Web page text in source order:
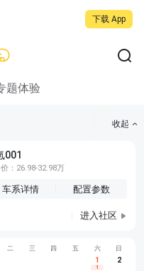
下载 App
题体验
收起
001
：26.98-32.98万
车系详情 配置参数
进入社区
二 三 四 五 六 日
1
1
2